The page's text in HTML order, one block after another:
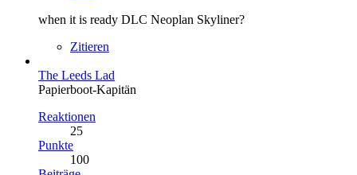
when it is ready DLC Neoplan Skyliner?
Zitieren
The Leeds Lad
Papierboot-Kapitän
Reaktionen
25
Punkte
100